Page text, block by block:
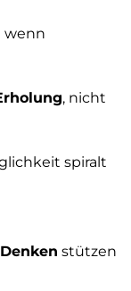
wenn
, nicht
spiralt
Denken stützen